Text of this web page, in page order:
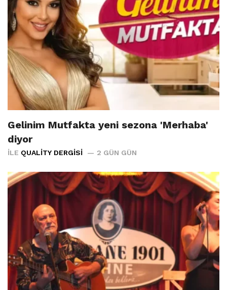
Gelinim Mutfakta yeni sezona 'Merhaba'
diyor
İLE QUALITY DERGISI 2 GÜN GÜN